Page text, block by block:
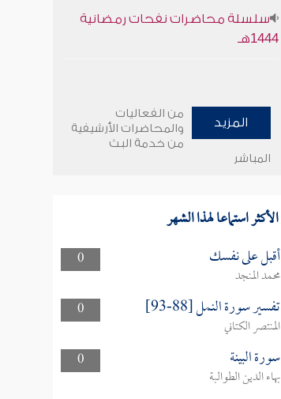
سلسلة محاضرات نفحات رمضانية
1444هـ
المزيد
من الفعاليات
والمحاضرات الأرشيفية
من خدمة البث
المباشر
الأكثر استماعا لهذا الشهر
0 أقبل على نفسك
محمد المنجد
0
تفسير سورة النمل [88-93]
المنتصر الكتاني
0
سورة البينة
بهاء الدين الطوالبة